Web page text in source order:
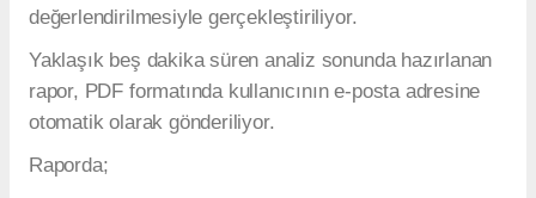
değerlendirilmesiyle gerçekleştiriliyor.
Yaklaşık beş dakika süren analiz sonunda hazırlanan
rapor, PDF formatında kullanıcının e-posta adresine
otomatik olarak gönderiliyor.
Raporda;